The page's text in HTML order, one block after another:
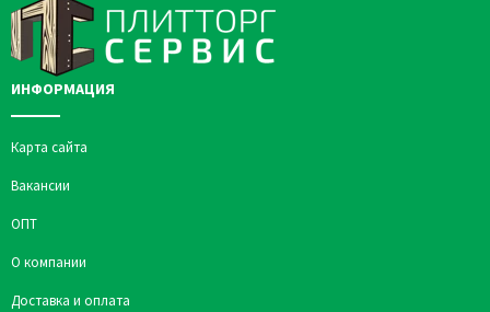
ИНФОРМАЦИЯ
Карта сайта
Вакансии
ОПТ
О компании
Доставка и оплата